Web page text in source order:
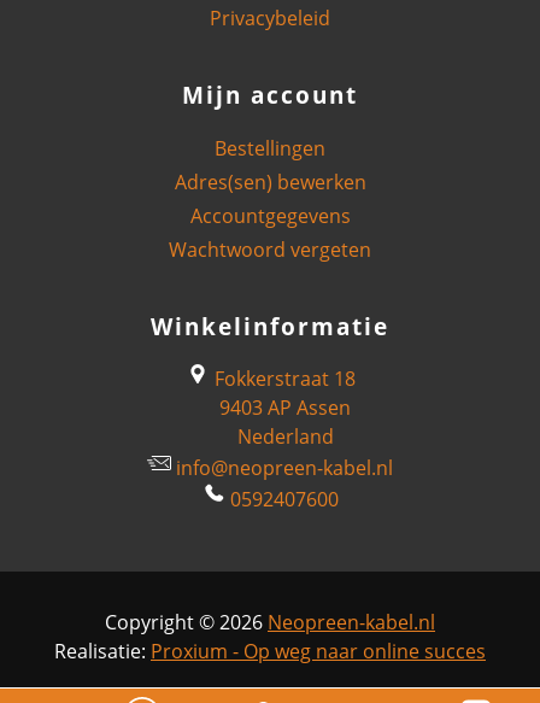
Privacybeleid
Mijn account
Bestellingen
Adres(sen) bewerken
Accountgegevens
Wachtwoord vergeten
Winkelinformatie
Fokkerstraat 18
9403 AP Assen
Nederland
info@neopreen-kabel.nl
0592407600
Copyright © 2026 Neopreen-kabel.nl
Realisatie: Proxium - Op weg naar online succes